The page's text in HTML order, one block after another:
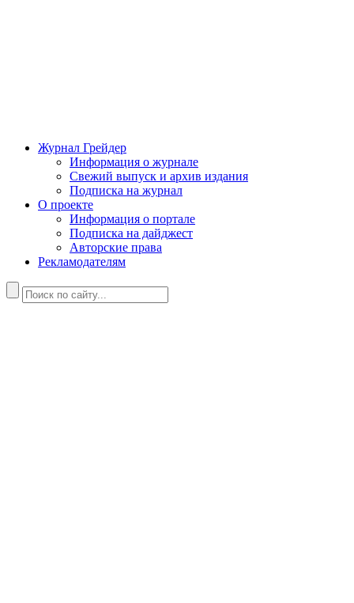
Журнал Грейдер
Информация о журнале
Свежий выпуск и архив издания
Подписка на журнал
О проекте
Информация о портале
Подписка на дайджест
Авторские права
Рекламодателям